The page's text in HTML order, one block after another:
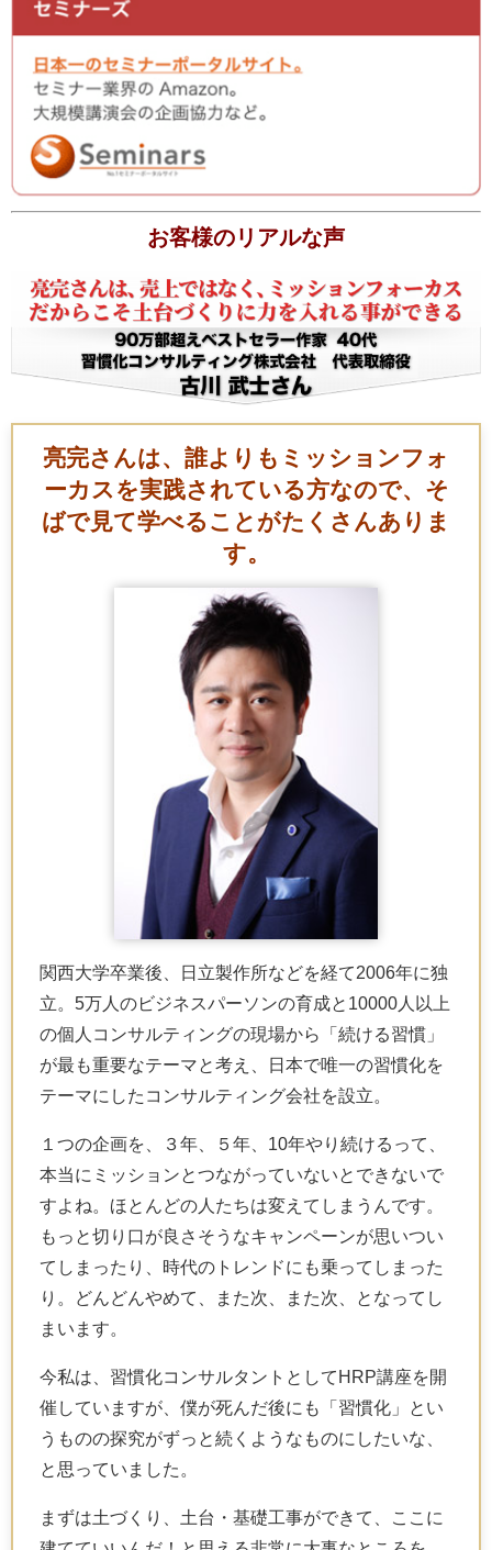
お客様のリアルな声
亮完さんは、誰よりもミッションフォ
ーカスを実践されている方なので、そ
ばで見て学べることがたくさんありま
す。
関西大学卒業後、日立製作所などを経て2006年に独
立。 5万人のビジネスパーソンの育成と10000人以上
の個人コンサルティングの現場から「続ける習慣」
が最も重要なテーマと考え、日本で唯一の習慣化を
テーマにしたコンサルティング会社を設立。
１つの企画を、３年、５年、10年やり続けるって、
本当にミッションとつながっていないとできないで
すよね。ほとんどの人たちは変えてしまうんです。
もっと切り口が良さそうなキャンペーンが思いつい
てしまったり、時代のトレンドにも乗ってしまった
り。どんどんやめて、また次、また次、となってし
まいます。
今私は、習慣化コンサルタントとしてHRP講座を開
催していますが、僕が死んだ後にも「習慣化」とい
うものの探究がずっと続くようなものにしたいな、
と思っていました。
まずは土づくり、土台・基礎工事ができて、ここに